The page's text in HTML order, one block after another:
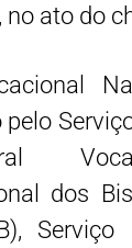
ato do
dos
Serviço